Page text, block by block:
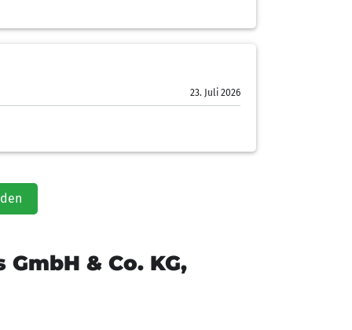
23. Juli 2026
& Co. KG,